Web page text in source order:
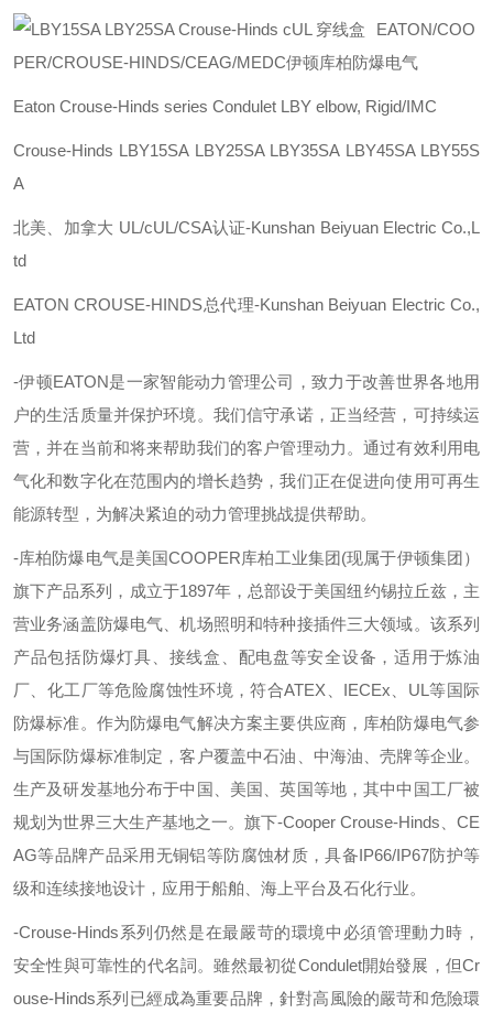
EATON/COO
PER/CROUSE-HINDS/CEAG/MEDC伊顿库柏防爆电气
Eaton Crouse-Hinds series Condulet LBY elbow, Rigid/IMC
Crouse-Hinds LBY15SA LBY25SA LBY35SA LBY45SA LBY55S
A
北美、加拿大 UL/cUL/CSA认证-Kunshan Beiyuan Electric Co.,L
td
EATON CROUSE-HINDS总代理-Kunshan Beiyuan Electric Co.,
Ltd
-伊顿EATON是一家智能动力管理公司，致力于改善世界各地用
户的生活质量并保护环境。我们信守承诺，正当经营，可持续运
营，并在当前和将来帮助我们的客户管理动力。通过有效利用电
气化和数字化在范围内的增长趋势，我们正在促进向使用可再生
能源转型，为解决紧迫的动力管理挑战提供帮助。
-库柏防爆电气是美国COOPER库柏工业集团(现属于伊顿集团）
旗下产品系列，成立于1897年，总部设于美国纽约锡拉丘兹，主
营业务涵盖防爆电气、机场照明和特种接插件三大领域。该系列
产品包括防爆灯具、接线盒、配电盘等安全设备，适用于炼油
厂、化工厂等危险腐蚀性环境，符合ATEX IECEx UL 等国际
防爆标准。作为防爆电气解决方案主要供应商，库柏防爆电气参
与国际防爆标准制定，客户覆盖中石油、中海油、壳牌等企业。
生产及研发基地分布于中国、美国、英国等地，其中中国工厂被
规划为世界三大生产基地之一。旗下-Cooper Crouse-Hinds
CE
AG等品牌产品采用无铜铝等防腐蚀材质，具备IP66/IP67防护等
级和连续接地设计，应用于船舶、海上平台及石化行业。
-Crouse-Hinds系列仍然是在最嚴苛的環境中必須管理動力時，
安全性與可靠性的代名詞。雖然最初從Condulet開始發展，但Cr
ouse-Hinds系列已經成為重要品牌，針對高風險的嚴苛和危險環